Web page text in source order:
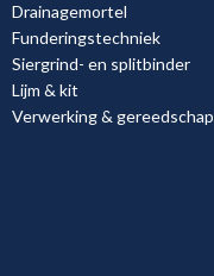
Drainagemortel
Funderingstechniek
Siergrind- en splitbinder
Lijm & kit
Verwerking & gereedschap